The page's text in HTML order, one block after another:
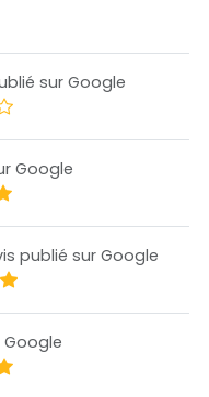
sur Google
Google
publié sur Google
Google